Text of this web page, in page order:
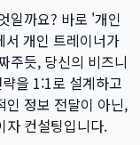
일까요? 바로 '개인
서 개인 트레이너가
주듯, 당신의 비즈니
을 1:1로 설계하고
인 정보 전달이 아닌,
자 컨설팅입니다.